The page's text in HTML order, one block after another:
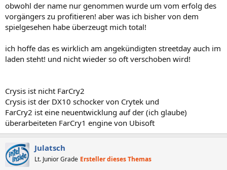
obwohl der name nur genommen wurde um vom erfolg des
vorgängers zu profitieren! aber was ich bisher von dem
spielgesehen habe überzeugt mich total!
ich hoffe das es wirklich am angekündigten streetday auch im
laden steht! und nicht wieder so oft verschoben wird!
Crysis ist nicht FarCry2
Crysis ist der DX10 schocker von Crytek und
FarCry2 ist eine neuentwicklung auf der (ich glaube)
überarbeiteten FarCry1 engine von Ubisoft
Julatsch
Lt. Junior Grade Ersteller dieses Themas